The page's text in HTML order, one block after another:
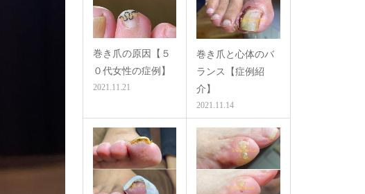
巻き爪の原因【５
０代女性の症例】
2021.11.21
巻き爪と心体のバ
ランス【症例紹
介】
2021.11.14